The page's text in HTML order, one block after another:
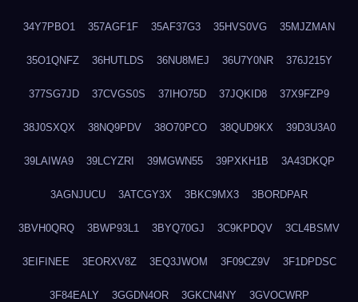
34Y7PBO1 357AGF1F 35AF37G3 35HVS0VG 35MJZMAN
35O1QNFZ 36HUTLDS 36NU8MEJ 36U7Y0NR 376J215Y
377SG7JD 37CVGS0S 37IHO75D 37JQKID8 37X9FZP9
38J0SXQX 38NQ9PDV 38O70PCO 38QUD9KX 39D3U3A0
39LAIWA9 39LCYZRI 39MGWN55 39PXKH1B 3A43DKQP
3AGNJUCU 3ATCGY3X 3BKC9MX3 3BORDPAR
3BVH0QRQ 3BWP93L1 3BYQ70GJ 3C9KPDQV 3CL4BSMV
3EIFINEE 3EORXV8Z 3EQ3JWOM 3F09CZ9V 3F1DPDSC
3F84EALY 3GGDN4OR 3GKCN4NY 3GVOCWRP